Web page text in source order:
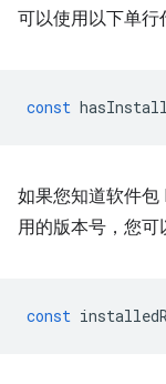
可以使用以下单行
const
如果您知道软件
用的版本号，您可
const